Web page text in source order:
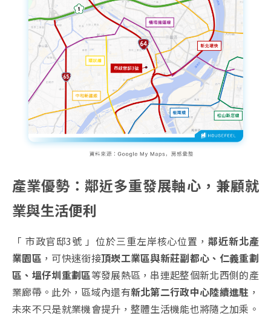
產業優勢：鄰近多重發展軸心，兼顧就
業與生活便利
「 市政官邸3號 」位於三重左岸核心位置，鄰近新北產
業園區 ，可快速銜接頂崁工業區與新莊副都心、仁義重劃
區、塭仔圳重劃區等發展熱區，串連起整個新北西側的產
業廊帶。此外，區域內還有新北第二行政中心陸續進駐 ，
未來不只是就業機會提升，整體生活機能也將隨之加乘。